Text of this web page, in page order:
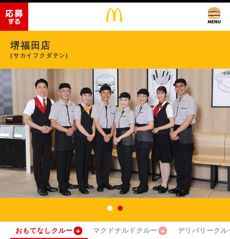
堺福田店
(サカイフクダテン)
おもてなしクルー マクドナルドクルー デリバリークル